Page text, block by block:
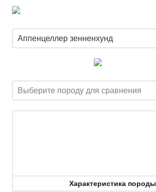
Аппенцеллер зенненхунд
Выберите породу для сравнения
Характеристика породы